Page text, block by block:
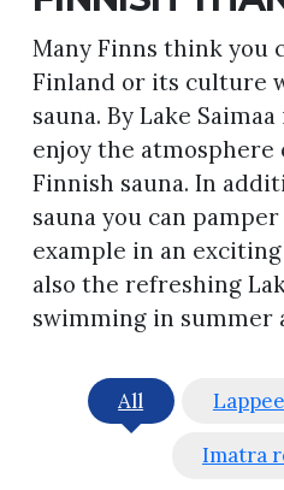
Many Finns think you
Finland or its culture
sauna. By Lake
enjoy the
Finnish sauna. In
sauna you can
example in an
also the refreshing
swimming in summer
All
Imatra